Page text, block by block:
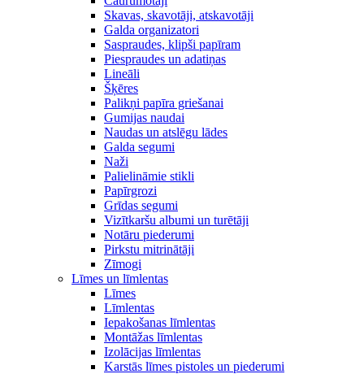
Skavas, skavotāji, atskavotāji
Galda organizatori
Saspraudes, klipši papīram
Piespraudes un adatiņas
Lineāli
Šķēres
Palikņi papīra griešanai
Gumijas naudai
Naudas un atslēgu lādes
Galda segumi
Naži
Palielināmie stikli
Papīrgrozi
Grīdas segumi
Vizītkaršu albumi un turētāji
Notāru piederumi
Pirkstu mitrinātāji
Zīmogi
Līmes un līmlentas
Līmes
Līmlentas
Iepakošanas līmlentas
Montāžas līmlentas
Izolācijas līmlentas
Karstās līmes pistoles un piederumi